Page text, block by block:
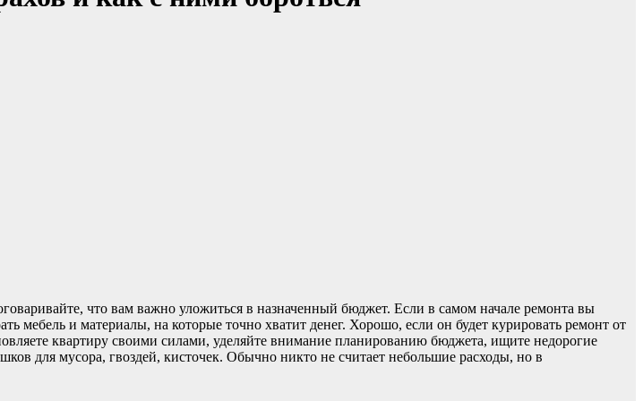
что вам важно уложиться в назначенный бюджет. Если в самом начале ремонта вы
мебель и материалы, на которые точно хватит денег. Хорошо, если он будет курировать ремонт от
квартиру своими силами, уделяйте внимание планированию бюджета, ищите недорогие
для мусора, гвоздей, кисточек. Обычно никто не считает небольшие расходы, но в